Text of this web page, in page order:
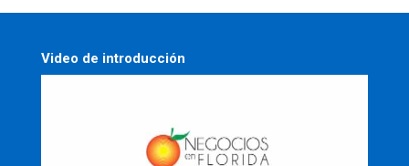
Video de introducción